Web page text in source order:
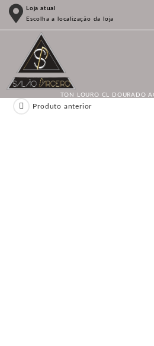
para
conteúdo
Loja atual
Escolha a localização da loja
TON LOURO CL DOURADO
Produto anterior